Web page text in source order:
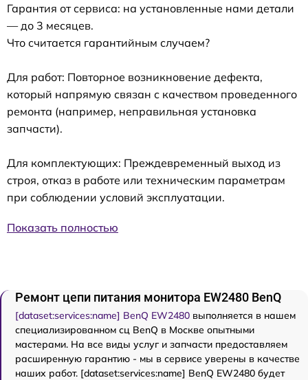
Гарантия от сервиса: на установленные нами детали
— до 3 месяцев.
Что считается гарантийным случаем?
Для работ: Повторное возникновение дефекта,
который напрямую связан с качеством проведенного
ремонта (например, неправильная установка
запчасти).
Для комплектующих: Преждевременный выход из
строя, отказ в работе или техническим параметрам
при соблюдении условий эксплуатации.
Показать полностью
Ремонт цепи питания монитора EW2480 BenQ
[dataset:services:name] BenQ EW2480 выполняется в нашем
специализированном сц BenQ в Москве опытными
мастерами. На все виды услуг и запчасти предоставляем
расширенную гарантию - мы в сервисе уверены в качестве
наших работ. [dataset:services:name] BenQ EW2480 будет